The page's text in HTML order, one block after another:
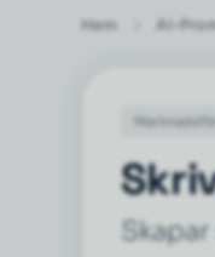
Hem AI-